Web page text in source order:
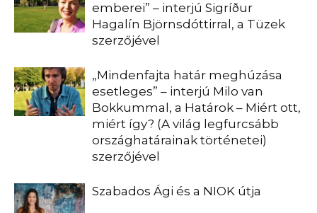
emberei” – interjú Sigríður
Hagalín Björnsdóttirral, a Tüzek
szerzőjével
„Mindenfajta határ meghúzása
esetleges” – interjú Milo van
Bokkummal, a Határok – Miért ott,
miért így? (A világ legfurcsább
országhatárainak történetei)
szerzőjével
Szabados Ági és a NIOK útja